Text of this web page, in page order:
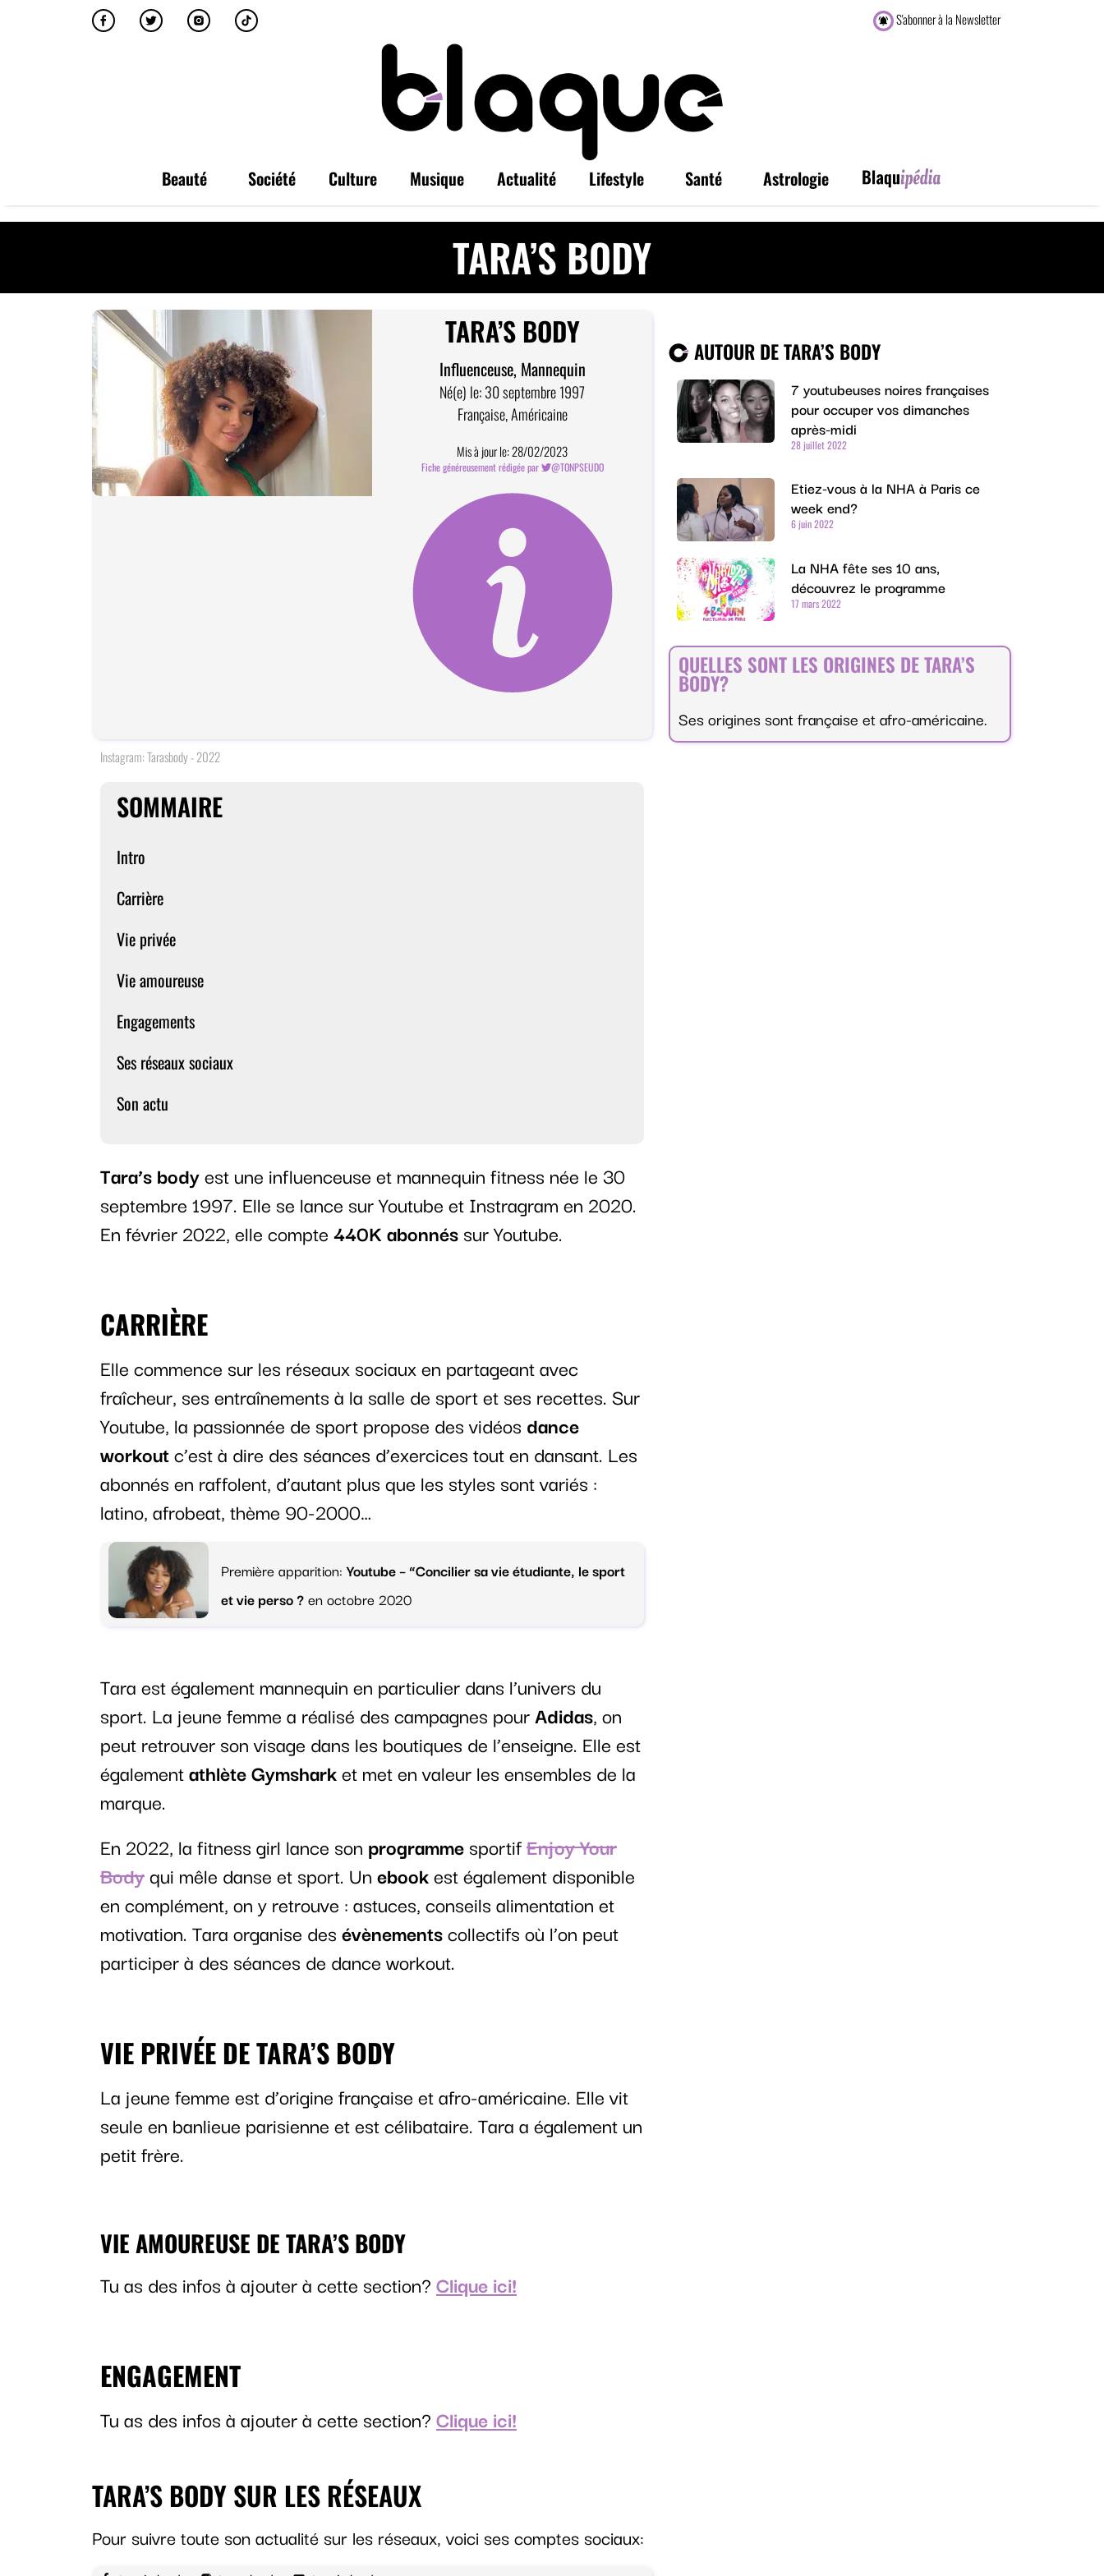
S'abonner à la Newsletter
Beauté Société Culture Musique Actualité Lifestyle Santé Astrologie
TARA’S BODY
TARA’S BODY
Influenceuse, Mannequin
Né(e) le: 30 septembre 1997
Française, Américaine
Mis à jour le: 28/02/2023
Fiche généreusement rédigée par @TONPSEUDO
Comment devenir contributeur?
Instagram: Tarasbody - 2022
SOMMAIRE
Intro
Carrière
Vie privée
Vie amoureuse
Engagements
Ses réseaux sociaux
Son actu
Tara’s bodyest une influenceuse et mannequin fitness née le 30
septembre 1997. Elle se lance sur Youtube et Instragram en 2020.
En février 2022, elle compte440K abonnéssur Youtube.
CARRIÈRE
Elle commence sur les réseaux sociaux en partageant avec
fraîcheur, ses entraînements à la salle de sport et ses recettes. Sur
Youtube, la passionnée de sport propose des vidéos dance
workoutc’est à dire des séances d’exercices tout en dansant. Les
abonnés en raffolent, d’autant plus que les styles sont variés :
latino, afrobeat, thème 90-2000…
Première apparition:Youtube – “Concilier sa vie étudiante, le sport
et vie perso ?en octobre 2020
Tara est également mannequin en particulier dans l’univers du
sport. La jeune femme a réalisé des campagnes pourAdidas, on
peut retrouver son visage dans les boutiques de l’enseigne. Elle est
égalementathlète Gymsharket met en valeur les ensembles de la
marque.
En 2022, la fitness girl lance son programmesportifEnjoy Your
Bodyqui mêle danse et sport. Unebookest également disponible
en complément, on y retrouve : astuces, conseils alimentation et
motivation. Tara organise desévènementscollectifs où l’on peut
participer à des séances de dance workout.
VIE PRIVÉE DE TARA’S BODY
La jeune femme est d’origine française et afro-américaine. Elle vit
seule en banlieue parisienne et est célibataire. Tara a également un
petit frère.
VIE AMOUREUSE DE TARA’S BODY
Tu as des infos à ajouter à cette section?Clique ici!
ENGAGEMENT
Tu as des infos à ajouter à cette section?Clique ici!
TARA’S BODY SUR LES RÉSEAUX
Pour suivre toute son actualité sur les réseaux, voici ses comptes sociaux:
AUTOUR DE TARA’S BODY
7 youtubeuses noires françaises
pour occuper vos dimanches
après-midi
28 juillet 2022
Etiez-vous à la NHA à Paris ce
week end?
6 juin 2022
La NHA fête ses 10 ans,
découvrez le programme
17 mars 2022
QUELLES SONT LES ORIGINES DE TARA’S
BODY?
Ses origines sont française et afro-américaine.